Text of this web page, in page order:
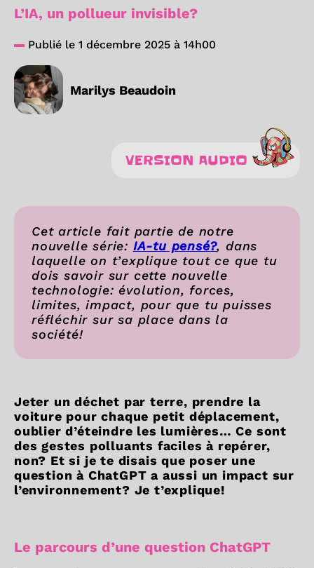
L’IA, un pollueur invisible?
Publié le 1 décembre 2025 à 14h00
Marilys Beaudoin
VERSION AUDIO
Cet article fait partie de notre
nouvelle série: IA-tu pensé?, dans
laquelle on t’explique tout ce que tu
dois savoir sur cette nouvelle
technologie: évolution, forces,
limites, impact, pour que tu puisses
réfléchir sur sa place dans la
société!
Jeter un déchet par terre, prendre la
voiture pour chaque petit déplacement,
oublier d’éteindre les lumières… Ce sont
des gestes polluants faciles à repérer,
non? Et si je te disais que poser une
question à ChatGPT a aussi un impact sur
l’environnement? Je t’explique!
Le parcours d’une question ChatGPT